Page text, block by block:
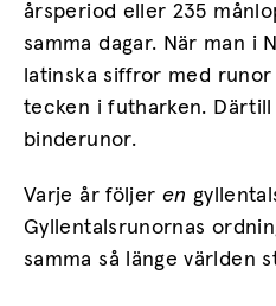
årsperiod eller 235
samma dagar. När man i
latinska siffror med runor
tecken i futharken.
binderunor.
Varje år följer en
Gyllentalsrunornas
samma så länge världen